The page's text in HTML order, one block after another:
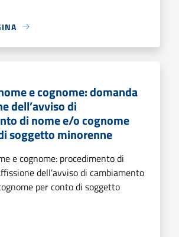
e cognome: domanda
dell’avviso di
di nome e/o cognome
soggetto minorenne
e cognome: procedimento di
dell’avviso di cambiamento
per conto di soggetto